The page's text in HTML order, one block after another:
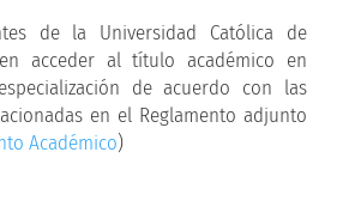
de la Universidad Católica de
acceder al título académico en
de acuerdo con las
en el Reglamento adjunto
Académico)